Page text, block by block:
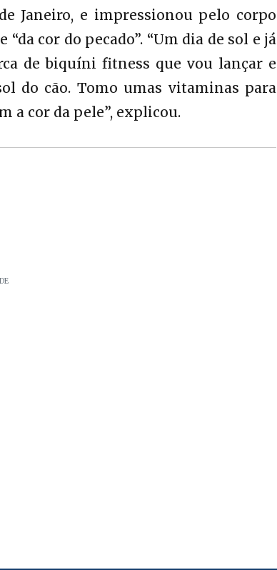
Janeiro, e impressionou pelo corpo
cor do pecado”. “Um dia de sol e já
de biquíni fitness que vou lançar e
do cão. Tomo umas vitaminas para
a cor da pele”, explicou.